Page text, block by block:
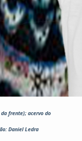
frente); acervo do
Daniel Ledra